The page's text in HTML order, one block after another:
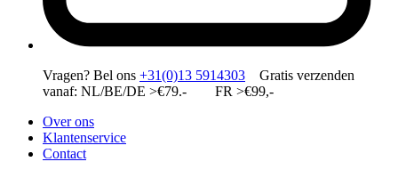
Vragen? Bel ons +31(0)13 5914303 Gratis verzenden
vanaf: NL/BE/DE >€79.- FR >€99,-
Over ons
Klantenservice
Contact